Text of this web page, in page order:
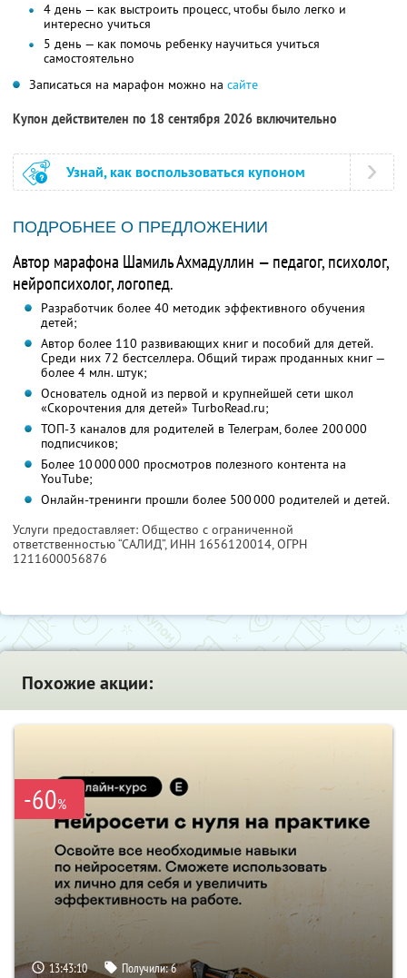
4 день — как выстроить процесс, чтобы было легко и
интересно учиться
5 день — как помочь ребенку научиться учиться
самостоятельно
Записаться на марафон можно на сайте
Купон действителен по 18 сентября 2026 включительно
Узнай, как воспользоваться купоном
ПОДРОБНЕЕ О ПРЕДЛОЖЕНИИ
Автор марафона Шамиль Ахмадуллин — педагог, психолог,
нейропсихолог, логопед.
Разработчик более 40 методик эффективного обучения
детей;
Автор более 110 развивающих книг и пособий для детей.
Среди них 72 бестселлера. Общий тираж проданных книг —
более 4 млн. штук;
Основатель одной из первой и крупнейшей сети школ
«Скорочтения для детей» TurboRead.ru;
ТОП-3 каналов для родителей в Телеграм, более 200 000
подписчиков;
Более 10 000 000 просмотров полезного контента на
YouTube;
Онлайн-тренинги прошли более 500 000 родителей и детей.
Услуги предоставляет: Общество с ограниченной
ответственностью “САЛИД”, ИНН 1656120014, ОГРН
1211600056876
Похожие акции:
-60%
13:43:09 Получили:6